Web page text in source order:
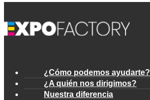
¿Cómo podemos ayudarte?
¿A quién nos dirigimos?
Nuestra diferencia